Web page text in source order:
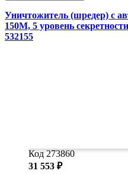
Уничтожитель (шредер) с
150M, 5 уровень
532155
Код 273860
31 553 ₽